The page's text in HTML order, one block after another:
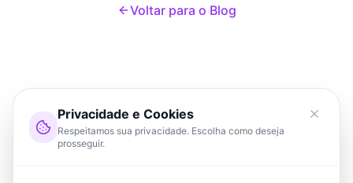
Voltar para o Blog
Privacidade e Cookies
Respeitamos sua privacidade. Escolha como deseja
prosseguir.